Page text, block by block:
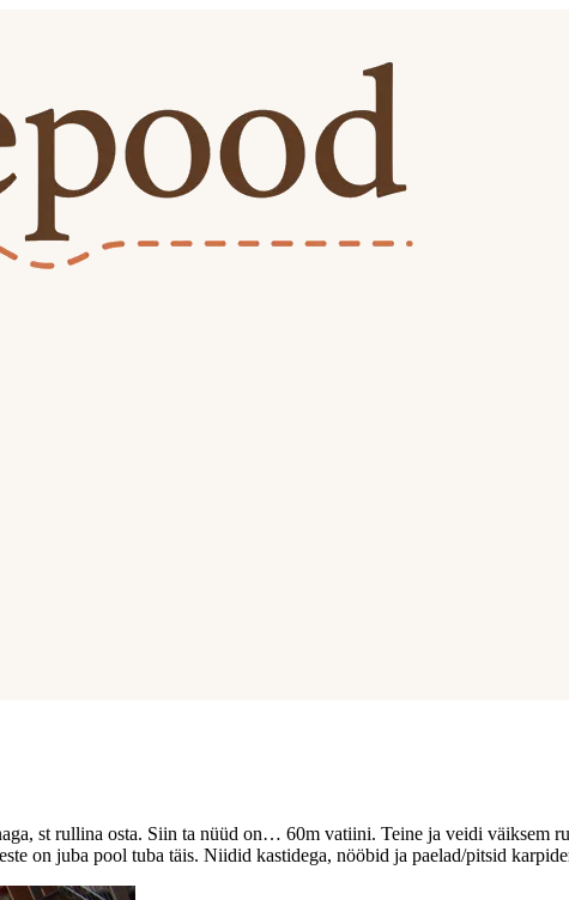
st rullina osta. Siin ta nüüd on… 60m vatiini. Teine ja veidi väiksem
on juba pool tuba täis. Niidid kastidega, nööbid ja paelad/pitsid